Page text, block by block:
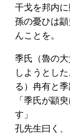
干戈を邦内
孫の憂ひは
んことを。
季氏（魯の
しようとし
る）冉有と
「季氏が顓
す」
孔先生曰く、